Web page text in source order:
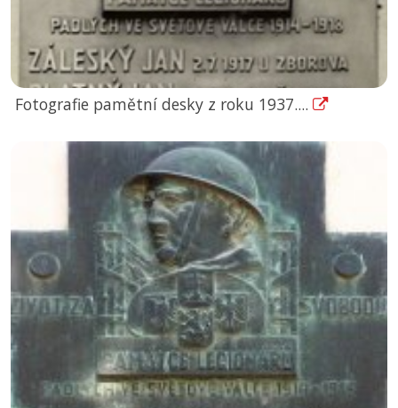
Fotografie pamětní desky z roku 1937....